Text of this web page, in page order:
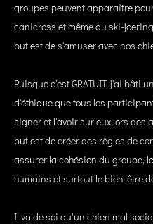
groupes peuvent apparaître
canicross et même du ski-
but est de s'amuser avec nos
Puisque c'est GRATUIT, j'ai bâti
d'éthique que tous les
signer et l'avoir sur eux lors des
but est de créer des règles de
assurer la cohésion du groupe,
humains et surtout le bien-être
Il va de soi qu'un chien mal